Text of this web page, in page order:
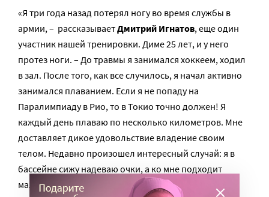
«Я три года назад потерял ногу во время службы в
армии, – рассказываетДмитрий Игнатов, еще один
участник нашей тренировки. Диме 25 лет, и у него
протез ноги. – До травмы я занимался хоккеем, ходил
в зал. После того, как все случилось, я начал активно
занимался плаванием. Если я не попаду на
Паралимпиаду в Рио, то в Токио точно должен! Я
каждый день плаваю по несколько километров. Мне
доставляет дикое удовольствие владение своим
телом. Недавно произошел интересный случай: я в
бассейне сижу надеваю очки, а ко мне подходит
мальчик с синдромом Дауна и говорит «Как хорошо,